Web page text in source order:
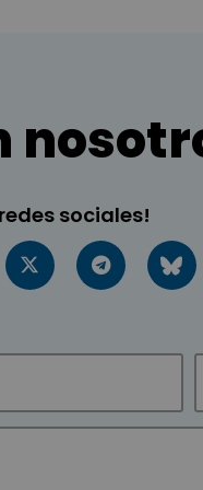
sociales!